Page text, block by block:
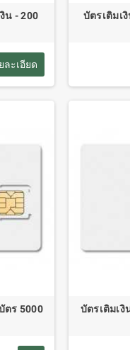
น - 200
ละเอียด
บัตรเติมเ
ตร 5000
บัตรเติมเงิ